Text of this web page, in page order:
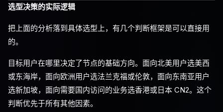
选型决策的实际逻辑
把上面的分析落到具体选型上，有几个判断框架是可以直接用
的。
目标用户在哪里决定了节点的基础方向。面向北美用户选美西
或东海岸，面向欧洲用户选法兰克福或伦敦，面向东南亚用户
选新加坡，面向需要国内访问的业务选香港或日本 CN2。这个
判断优先于所有其他因素。